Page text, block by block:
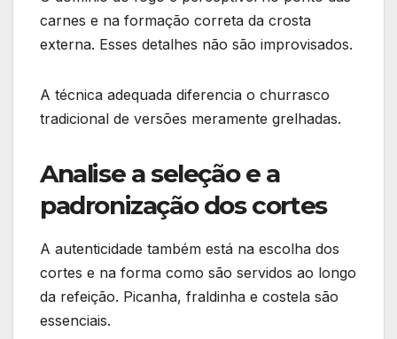
carnes e na formação correta da crosta
externa. Esses detalhes não são improvisados.
A técnica adequada diferencia o churrasco
tradicional de versões meramente grelhadas.
Analise a seleção e a
padronização dos cortes
A autenticidade também está na escolha dos
cortes e na forma como são servidos ao longo
da refeição. Picanha, fraldinha e costela são
essenciais.